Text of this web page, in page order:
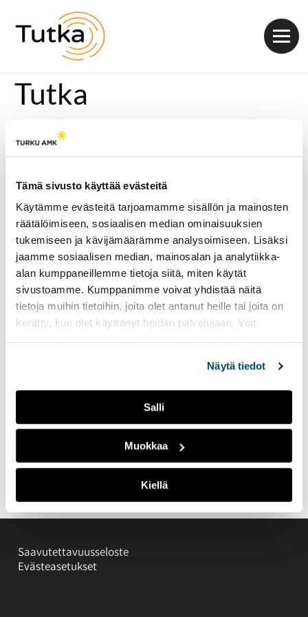
Tämä sivusto käyttää evästeitä
Käytämme evästeitä tarjoamamme sisällön ja mainosten
räätälöimiseen, sosiaalisen median ominaisuuksien
tukemiseen ja kävijämäärämme analysoimiseen. Lisäksi
jaamme sosiaalisen median, mainosalan ja analytiikka-
alan kumppaneillemme tietoja siitä, miten käytät
sivustoamme. Kumppanimme voivat yhdistää näitä
tietoja muihin tietoihin, joita olet antanut heille tai joita on
kerätty, kun olet käyttänyt heidän palvelujaan. Voit
Näytä tiedot
Salli
Muokkaa
Kiellä
Tutka
Topi Ruotsalainen is a Finnish artist, who is fascinated by
crowds. He creates art that soothes your eye, but also
surprises you in diverse ways. In 2023, he created a 15-
University of Turku. The mural revives the 72-year-old
building beautifully by telling stories of thousands of
students throughout the years.
Saavutettavuusseloste
Evästeasetukset